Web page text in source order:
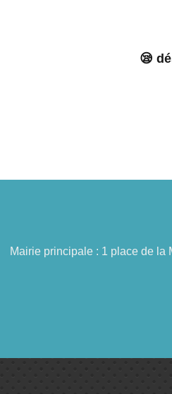
😪
Mairie principale : 1 place de la